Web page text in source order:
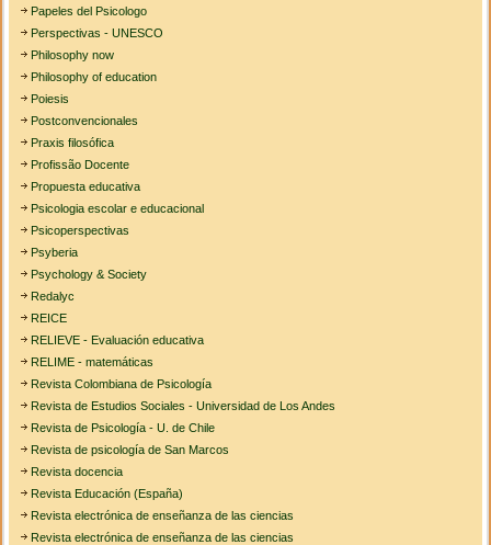
Papeles del Psicologo
Perspectivas - UNESCO
Philosophy now
Philosophy of education
Poiesis
Postconvencionales
Praxis filosófica
Profissão Docente
Propuesta educativa
Psicologia escolar e educacional
Psicoperspectivas
Psyberia
Psychology & Society
Redalyc
REICE
RELIEVE - Evaluación educativa
RELIME - matemáticas
Revista Colombiana de Psicología
Revista de Estudios Sociales - Universidad de Los Andes
Revista de Psicología - U. de Chile
Revista de psicología de San Marcos
Revista docencia
Revista Educación (España)
Revista electrónica de enseñanza de las ciencias
Revista electrónica de enseñanza de las ciencias